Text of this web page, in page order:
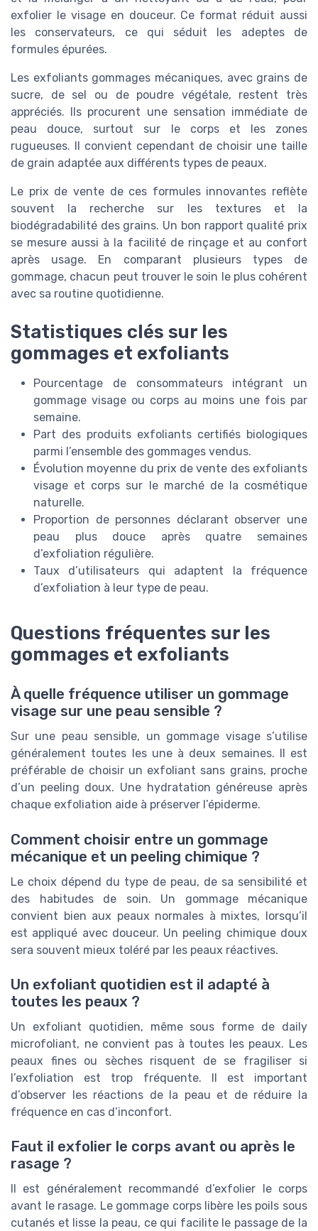
exfolier le visage en douceur. Ce format réduit aussi
les conservateurs, ce qui séduit les adeptes de
formules épurées.
Les exfoliants gommages mécaniques, avec grains de
sucre, de sel ou de poudre végétale, restent très
appréciés. Ils procurent une sensation immédiate de
peau douce, surtout sur le corps et les zones
rugueuses. Il convient cependant de choisir une taille
de grain adaptée aux différents types de peaux.
Le prix de vente de ces formules innovantes reflète
souvent la recherche sur les textures et la
biodégradabilité des grains. Un bon rapport qualité prix
se mesure aussi à la facilité de rinçage et au confort
après usage. En comparant plusieurs types de
gommage, chacun peut trouver le soin le plus cohérent
avec sa routine quotidienne.
Statistiques clés sur les
gommages et exfoliants
Pourcentage de consommateurs intégrant un
gommage visage ou corps au moins une fois par
semaine.
Part des produits exfoliants certifiés biologiques
parmi l’ensemble des gommages vendus.
Évolution moyenne du prix de vente des exfoliants
visage et corps sur le marché de la cosmétique
naturelle.
Proportion de personnes déclarant observer une
peau plus douce après quatre semaines
d’exfoliation régulière.
Taux d’utilisateurs qui adaptent la fréquence
d’exfoliation à leur type de peau.
Questions fréquentes sur les
gommages et exfoliants
À quelle fréquence utiliser un gommage
visage sur une peau sensible ?
Sur une peau sensible, un gommage visage s’utilise
généralement toutes les une à deux semaines. Il est
préférable de choisir un exfoliant sans grains, proche
d’un peeling doux. Une hydratation généreuse après
chaque exfoliation aide à préserver l’épiderme.
Comment choisir entre un gommage
mécanique et un peeling chimique ?
Le choix dépend du type de peau, de sa sensibilité et
des habitudes de soin. Un gommage mécanique
convient bien aux peaux normales à mixtes, lorsqu’il
est appliqué avec douceur. Un peeling chimique doux
sera souvent mieux toléré par les peaux réactives.
Un exfoliant quotidien est il adapté à
toutes les peaux ?
Un exfoliant quotidien, même sous forme de daily
microfoliant, ne convient pas à toutes les peaux. Les
peaux fines ou sèches risquent de se fragiliser si
l’exfoliation est trop fréquente. Il est important
d’observer les réactions de la peau et de réduire la
fréquence en cas d’inconfort.
Faut il exfolier le corps avant ou après le
rasage ?
Il est généralement recommandé d’exfolier le corps
avant le rasage. Le gommage corps libère les poils sous
cutanés et lisse la peau, ce qui facilite le passage de la